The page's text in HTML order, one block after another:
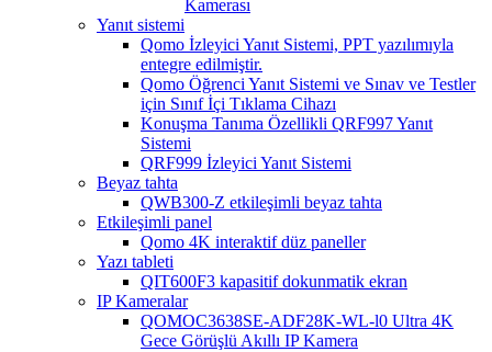
Kamerası
Yanıt sistemi
Qomo İzleyici Yanıt Sistemi, PPT yazılımıyla
entegre edilmiştir.
Qomo Öğrenci Yanıt Sistemi ve Sınav ve Testler
için Sınıf İçi Tıklama Cihazı
Konuşma Tanıma Özellikli QRF997 Yanıt
Sistemi
QRF999 İzleyici Yanıt Sistemi
Beyaz tahta
QWB300-Z etkileşimli beyaz tahta
Etkileşimli panel
Qomo 4K interaktif düz paneller
Yazı tableti
QIT600F3 kapasitif dokunmatik ekran
IP Kameralar
QOMOC3638SE-ADF28K-WL-l0 ​​Ultra 4K
Gece Görüşlü Akıllı IP Kamera